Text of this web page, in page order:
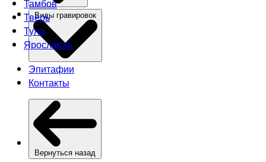
Тамбов
Тверь
Тула
Ярославль
Эпитафии
Контакты
Вернуться назад